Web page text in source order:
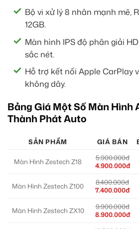
Bộ vi xử lý 8 nhân mạnh mẽ,
12GB.
Màn hình IPS độ phân giải
sắc nét.
Hỗ trợ kết nối Apple CarPlay
không dây.
Bảng Giá Một Số Màn Hình
Thành Phát Auto
SẢN PHẨM GIÁ BÁN
Màn Hình Zestech Z18
5.900.000đ
4.900.000đ
Màn Hình Zestech Z100
8.400.000đ
7.400.000đ
Màn Hình Zestech ZX10
9.900.000đ
8.900.000đ